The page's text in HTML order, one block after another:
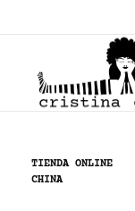
C
ristina Gayarre
Grabado | Ilustración | Obra Gráfica
TIENDA ONLINE
CHINA